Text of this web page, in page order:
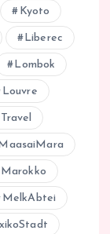
Kyoto
Liberec
Lombok
Louvre
Marokko
MelkAbtei